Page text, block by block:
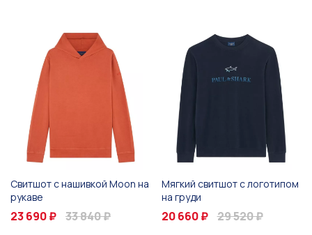
Свитшот с нашивкой Moon на
рукаве
23 690 ₽ 33 840 ₽
Мягкий свитшот с логотипом
на груди
20 660 ₽ 29 520 ₽